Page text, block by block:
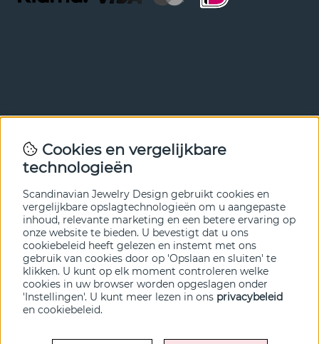
Met onze nieuwsbrief ben je als eerste op de hoogte van
nieuws en aanbiedingen. Meld je hieronder aan.
VERZENDEN
Cookies en vergelijkbare
technologieën
Scandinavian Jewelry Design gebruikt cookies en
vergelijkbare opslagtechnologieën om u aangepaste
inhoud, relevante marketing en een betere ervaring op
onze website te bieden. U bevestigt dat u ons
cookiebeleid heeft gelezen en instemt met ons
gebruik van cookies door op 'Opslaan en sluiten' te
klikken. U kunt op elk moment controleren welke
cookies in uw browser worden opgeslagen onder
'Instellingen'. U kunt meer lezen in ons privacybeleid
en cookiebeleid.